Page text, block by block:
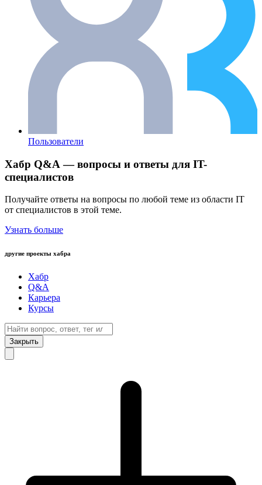
Пользователи
Хабр Q&A — вопросы и ответы для IT-
специалистов
Получайте ответы на вопросы по любой теме из области IT
от специалистов в этой теме.
Узнать больше
другие проекты хабра
Хабр
Q&A
Карьера
Курсы
Закрыть